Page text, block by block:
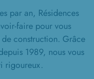
par an, Résidences
faire pour vous
construction. Grâce
1989, nous vous
rigoureux.